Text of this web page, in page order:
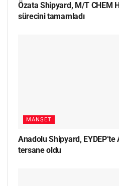
Özata Shipyard, M/T CHEM
sürecini tamamladı
MANŞET
Anadolu Shipyard,
tersane oldu